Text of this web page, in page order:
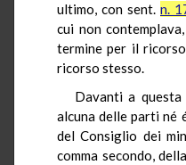
ultimo, con sent. n.
cui non
termine per il
ricorso stesso.
Davanti a
alcuna delle parti né
del Consiglio dei
comma secondo,